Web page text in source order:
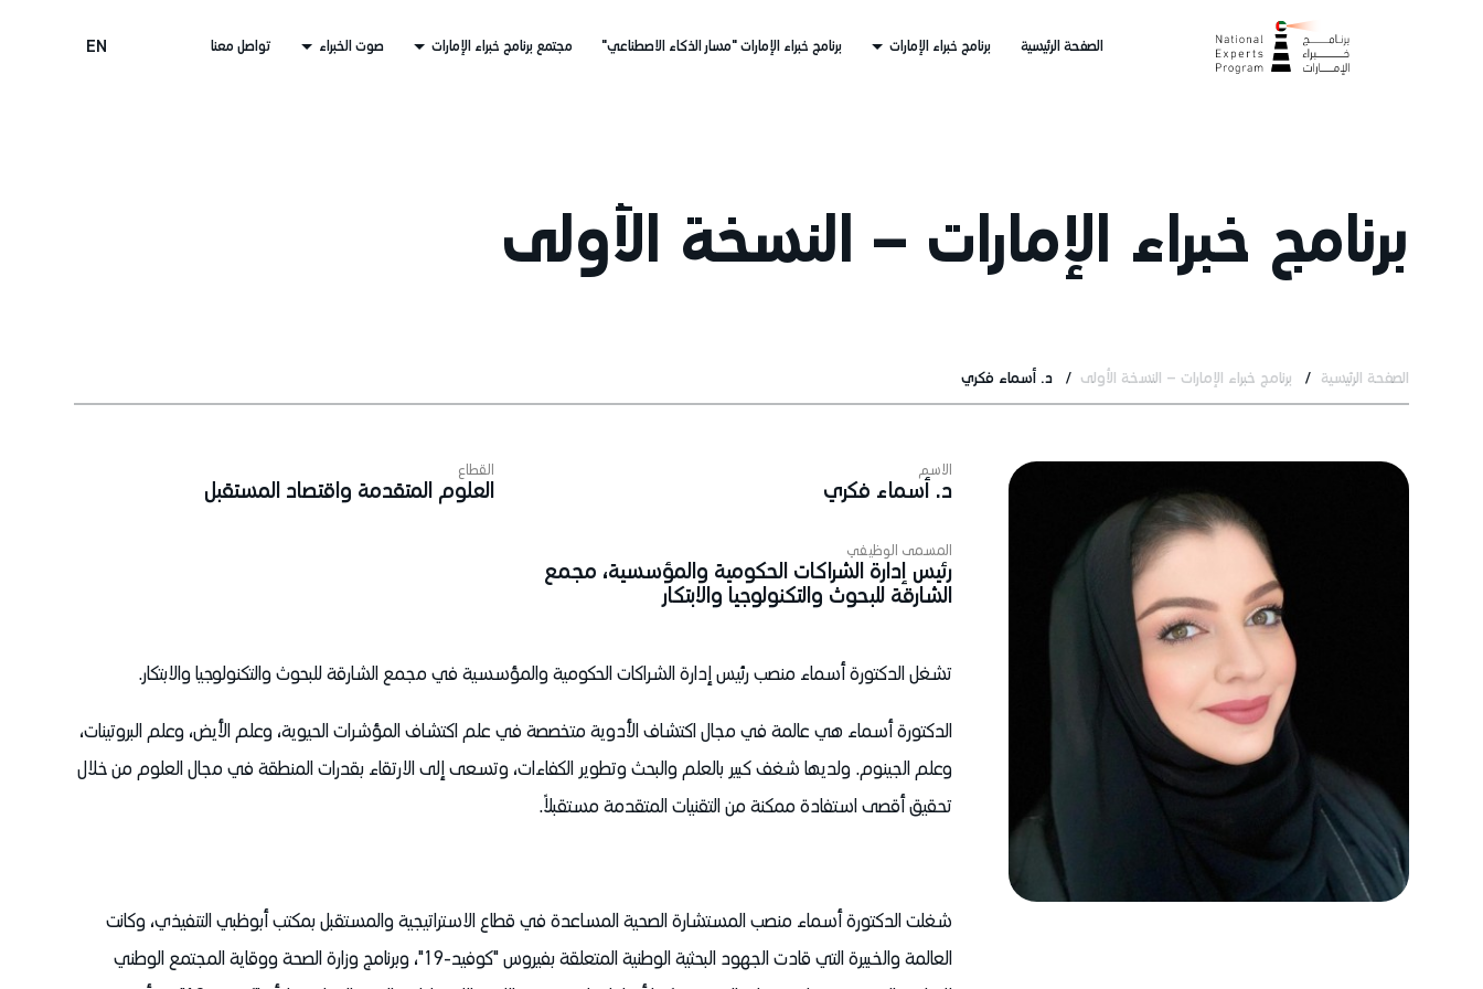
الصفحة الرئيسية برنامج خبراء الإمارات برنامج خبراء الإمارات "مسار الذكاء الاصطناعي" مجتمع برنامج خبراء الإمارات صوت الخبراء تواصل معنا EN
برنامج خبراء الإمارات – النسخة الأولى
الصفحة الرئيسية برنامج خبراء الإمارات – النسخة الأولى د. أسماء فكري
الاسم
د. أسماء فكري
القطاع
العلوم المتقدمة واقتصاد المستقبل
المسمى الوظيفي
رئيس إدارة الشراكات الحكومية والمؤسسية، مجمع
الشارقة للبحوث والتكنولوجيا والابتكار
تشغل الدكتورة أسماء منصب رئيس إدارة الشراكات الحكومية والمؤسسية في مجمع الشارقة للبحوث والتكنولوجيا والابتكار.
الدكتورة أسماء هي عالمة في مجال اكتشاف الأدوية متخصصة في علم اكتشاف المؤشرات الحيوية، وعلم الأيض، وعلم البروتينات،
وعلم الجينوم. ولديها شغف كبير بالعلم والبحث وتطوير الكفاءات، وتسعى إلى الارتقاء بقدرات المنطقة في مجال العلوم من خلال
تحقيق أقصى استفادة ممكنة من التقنيات المتقدمة مستقبلاً.
شغلت الدكتورة أسماء منصب المستشارة الصحية المساعدة في قطاع الاستراتيجية والمستقبل بمكتب أبوظبي التنفيذي، وكانت
العالمة والخبيرة التي قادت الجهود البحثية الوطنية المتعلقة بفيروس "كوفيد-19"، وبرنامج وزارة الصحة ووقاية المجتمع الوطني